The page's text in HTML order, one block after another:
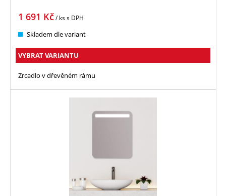
1 691 Kč/ kss DPH
Skladem dle variant
VYBRAT VARIANTU
Zrcadlo v dřevěném rámu